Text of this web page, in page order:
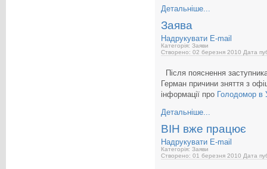
Детальніше...
Заява
Надрукувати E-mail
Категорія: Заяви
Створено: 02 березня 2010 Дата
Після пояснення
Герман причини зняття з
інформації про Голодомор в
Детальніше...
ВІН вже працює
Надрукувати E-mail
Категорія: Заяви
Створено: 01 березня 2010 Дата